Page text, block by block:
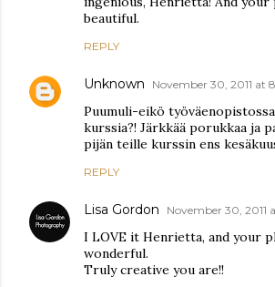
beautiful.
REPLY
Unknown November 30, 2011 at
Puumuli-eikö
kurssia?! Järkkää porukkaa ja
pijän teille kurssin ens
REPLY
Lisa Gordon November 30, 2011
I LOVE it Henrietta, and your
wonderful.
Truly creative you are!!